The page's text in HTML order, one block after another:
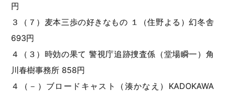
円
３（７）麦本三歩の好きなもの １（住野よる）幻冬舎
693円
４（３）時効の果て 警視庁追跡捜査係（堂場瞬一）角
川春樹事務所 858円
４（－）ブロードキャスト（湊かなえ）KADOKAWA